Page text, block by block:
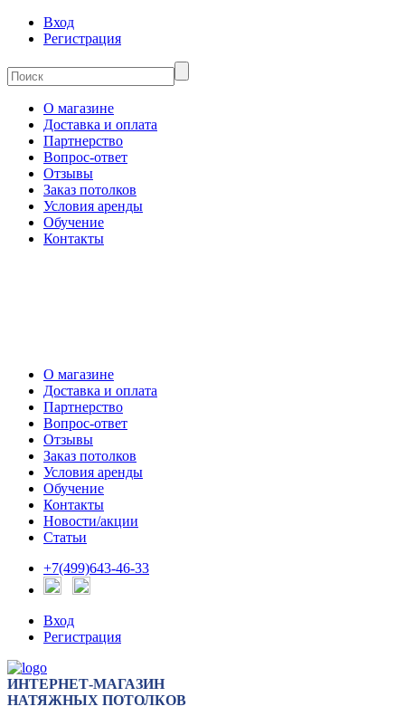
Вход
Регистрация
О магазине
Доставка и оплата
Партнерство
Вопрос-ответ
Отзывы
Заказ потолков
Условия аренды
Обучение
Контакты
О магазине
Доставка и оплата
Партнерство
Вопрос-ответ
Отзывы
Заказ потолков
Условия аренды
Обучение
Контакты
Новости/акции
Статьи
+7(499)643-46-33
Вход
Регистрация
ИНТЕРНЕТ-МАГАЗИН
НАТЯЖНЫХ ПОТОЛКОВ